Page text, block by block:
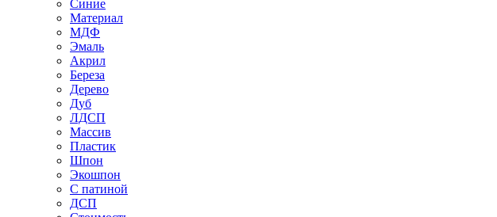
Синие
Материал
МДФ
Эмаль
Акрил
Береза
Дерево
Дуб
ЛДСП
Массив
Пластик
Шпон
Экошпон
С патиной
ДСП